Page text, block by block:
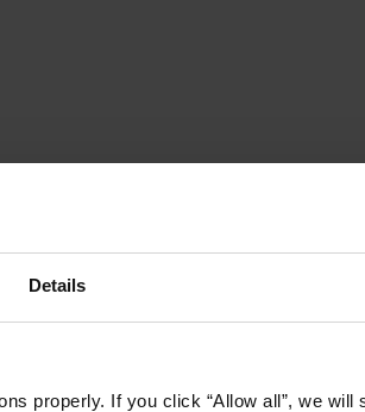
Details
properly. If you click “Allow all”, we will